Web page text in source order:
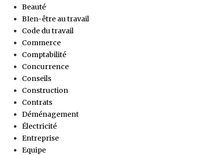
Beauté
BIen-être au travail
Code du travail
Commerce
Comptabilité
Concurrence
Conseils
Construction
Contrats
Déménagement
Électricité
Entreprise
Equipe